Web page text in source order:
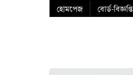
হোমপেজ বোর্ড-বিজ্ঞপ্তি